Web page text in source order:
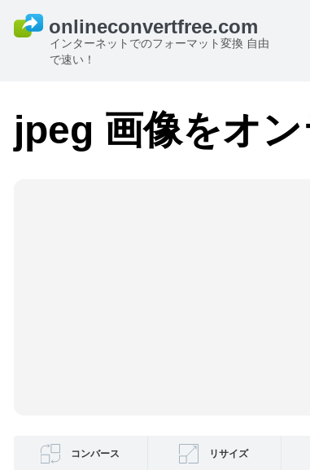
インターネットでのフォーマット変換 自由
で速い！
jpeg 画像をオ
コンバース リサイズ